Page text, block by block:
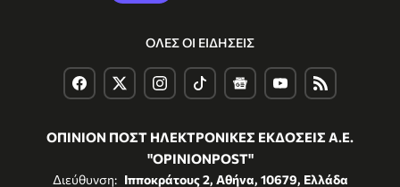
ΟΛΕΣ ΟΙ ΕΙΔΗΣΕΙΣ
ΟΠΙΝΙΟΝ ΠΟΣΤ ΗΛΕΚΤΡΟΝΙΚΕΣ ΕΚΔΟΣΕΙΣ Α.Ε.
"OPINIONPOST"
Διεύθυνση: Ιπποκράτους 2, Αθήνα, 10679, Ελλάδα